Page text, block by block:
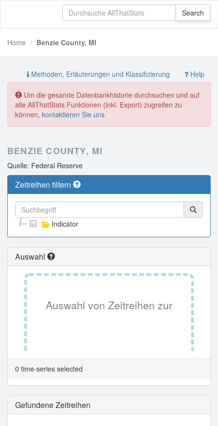
Home Benzie County, MI
Methoden, Erläuterungen und Klassifizierung Help
Um die gesamte Datenbankhistorie durchsuchen und auf
alle AllThatStats Funktionen (inkl. Export) zugreifen zu
können, kontaktieren Sie uns
BENZIE COUNTY, MI
Quelle: Federal Reserve
Zeitreihen filtern
Indicator
Auswahl
Auswahl von Zeitreihen zur
Tabellenansicht.
0 time-series selected
Gefundene Zeitreihen